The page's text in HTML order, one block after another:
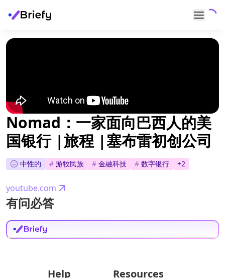
Nomad：一家面向巴西人的美
国银行 |旅程 |塞布雷初创公司
中性的 # 游牧民族 # 金融科技 # 数字银行 +2
youtube.com
有问必答
Help Resources